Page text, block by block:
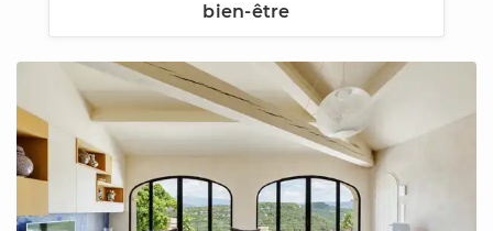
bien-être